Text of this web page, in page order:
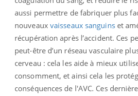
aussi permettre de fabriquer plus
nouveaux vaisseaux sanguinset
récupération après l’accident. Ces
peut-être d’un réseau vasculaire
cerveau : cela les aide à mieux
consomment, et ainsi cela les
conséquences de l'AVC. Ces